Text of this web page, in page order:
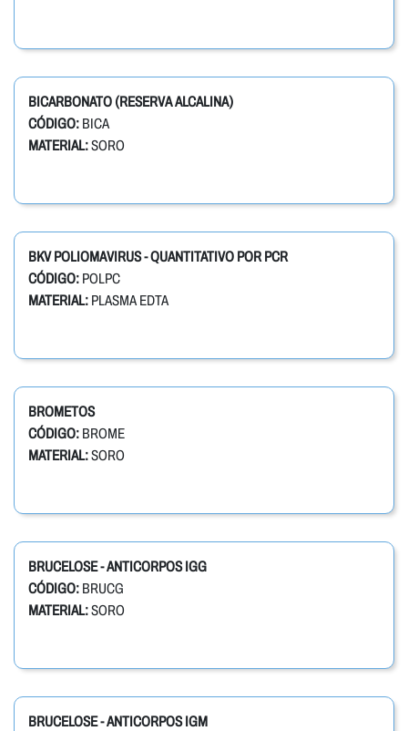
BICARBONATO (RESERVA ALCALINA)
CÓDIGO: BICA
MATERIAL:SORO
BKV POLIOMAVIRUS - QUANTITATIVO POR PCR
CÓDIGO: POLPC
MATERIAL: PLASMA EDTA
BROMETOS
CÓDIGO: BROME
MATERIAL:SORO
BRUCELOSE - ANTICORPOS IGG
CÓDIGO: BRUCG
MATERIAL:SORO
BRUCELOSE - ANTICORPOS IGM